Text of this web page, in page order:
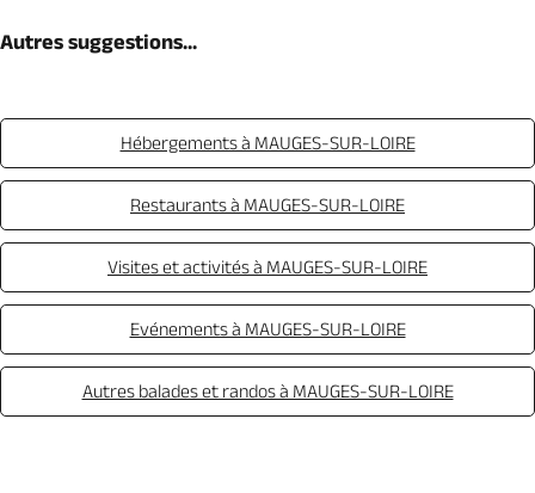
Autres suggestions...
Hébergements à MAUGES-SUR-LOIRE
Restaurants à MAUGES-SUR-LOIRE
Visites et activités à MAUGES-SUR-LOIRE
Evénements à MAUGES-SUR-LOIRE
Autres balades et randos à MAUGES-SUR-LOIRE